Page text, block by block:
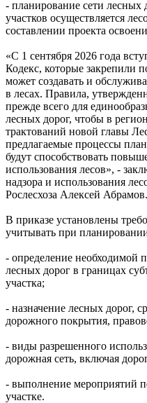
- планирование сети лесных
участков осуществляется
составлении проекта
«С 1 сентября 2026 года
Кодекс, которые закрепили
может создавать и
в лесах. Правила,
прежде всего для
лесных дорог, чтобы в
трактований новой главы
предлагаемые процессы
будут способствовать
использования лесов», -
надзора и использования
Рослесхоза Алексей Абрамов.
В приказе установлены
учитывать при
- определение необходимой
лесных дорог в границах
участка;
- назначение лесных дорог,
дорожного покрытия,
- виды разрешенного
дорожная сеть, включая
- выполнение мероприятий
участке.